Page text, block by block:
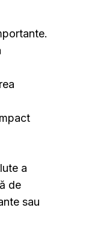
a
de
sau